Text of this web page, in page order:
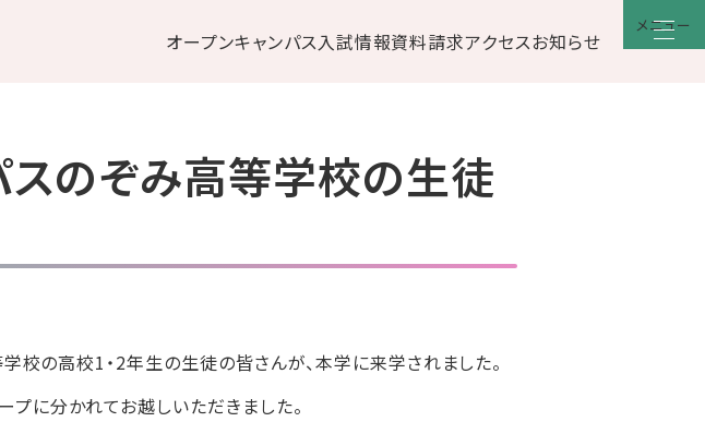
オープンキャンパス入試情報資料請求アクセスお知らせ
メニュー
スのぞみ高等学校の生徒
校の高校1・2年生の生徒の皆さんが、本学に来学されました。
に分かれてお越しいただきました。